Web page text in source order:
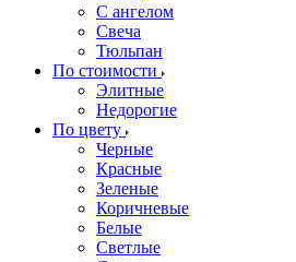
С ангелом
Свеча
Тюльпан
По стоимости
Элитные
Недорогие
По цвету
Черные
Красные
Зеленые
Коричневые
Белые
Светлые